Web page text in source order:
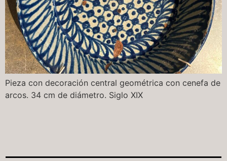
Pieza con decoración central geométrica con cenefa de
arcos. 34 cm de diámetro. Siglo XIX